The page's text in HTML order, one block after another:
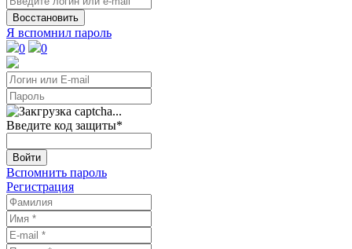
Восстановить
Я вспомнил пароль
0
0
Введите код защиты*
Войти
Вспомнить пароль
Регистрация